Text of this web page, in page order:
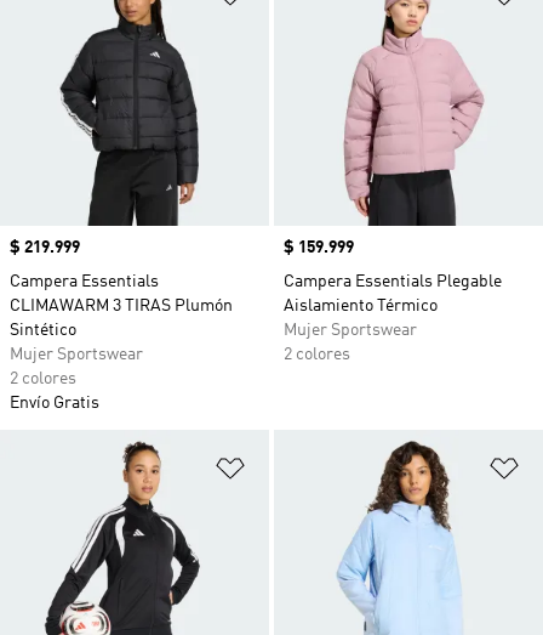
Precio
$ 219.999
Campera Essentials
CLIMAWARM 3 TIRAS Plumón
Sintético
Mujer Sportswear
2 colores
Envío Gratis
Precio
$ 159.999
Campera Essentials Plegable
Aislamiento Térmico
Mujer Sportswear
2 colores
Añadir a la lista de deseos